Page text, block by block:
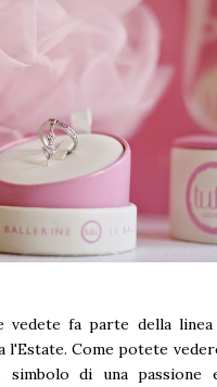
vedete fa parte della
l'Estate. Come potete
simbolo di una passione